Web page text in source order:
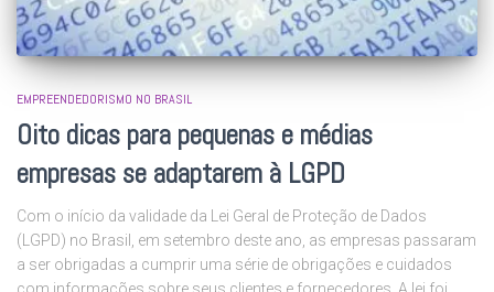
EMPREENDEDORISMO NO BRASIL
Oito dicas para pequenas e médias
empresas se adaptarem à LGPD
Com o início da validade da Lei Geral de Proteção de Dados
(LGPD) no Brasil, em setembro deste ano, as empresas passaram
a ser obrigadas a cumprir uma série de obrigações e cuidados
com informações sobre seus clientes e fornecedores. A lei foi